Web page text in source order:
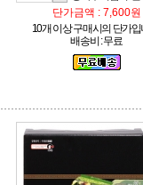
단가금액 : 7,600원
10개 이상 구매시의 단가입
배송비 : 무료